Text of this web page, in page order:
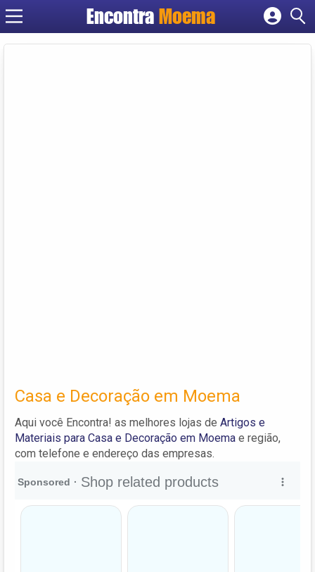
Encontra Moema
Casa e Decoração em Moema
Aqui você Encontra! as melhores lojas de Artigos e
Materiais para Casa e Decoração em Moema e região,
com telefone e endereço das empresas.